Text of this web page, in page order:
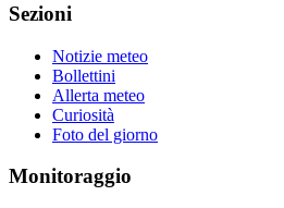
Sezioni
Notizie meteo
Bollettini
Allerta meteo
Curiosità
Foto del giorno
Monitoraggio